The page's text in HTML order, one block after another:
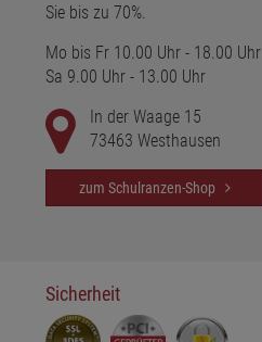
Sie bis zu 70%.
Mo bis Fr 10.00 Uhr - 18.00 Uhr
Sa 9.00 Uhr - 13.00 Uhr
In der Waage 15
73463 Westhausen
zum Schulranzen-Shop
Sicherheit